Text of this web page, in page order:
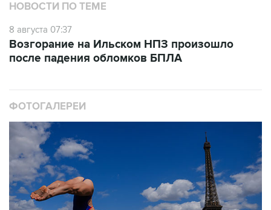
НОВОСТИ ПО ТЕМЕ
8 августа 07:37
Возгорание на Ильском НПЗ произошло
после падения обломков БПЛА
ФОТОГАЛЕРЕИ